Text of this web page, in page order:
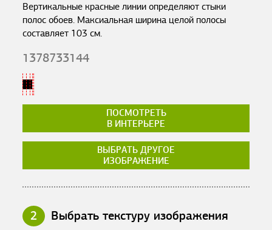
Вертикальные красные линии определяют стыки
полос обоев. Максиальная ширина целой полосы
составляет 103 см.
1378733144
ПОСМОТРЕТЬ
В ИНТЕРЬЕРЕ
ВЫБРАТЬ ДРУГОЕ
ИЗОБРАЖЕНИЕ
2 Выбрать текстуру изображения